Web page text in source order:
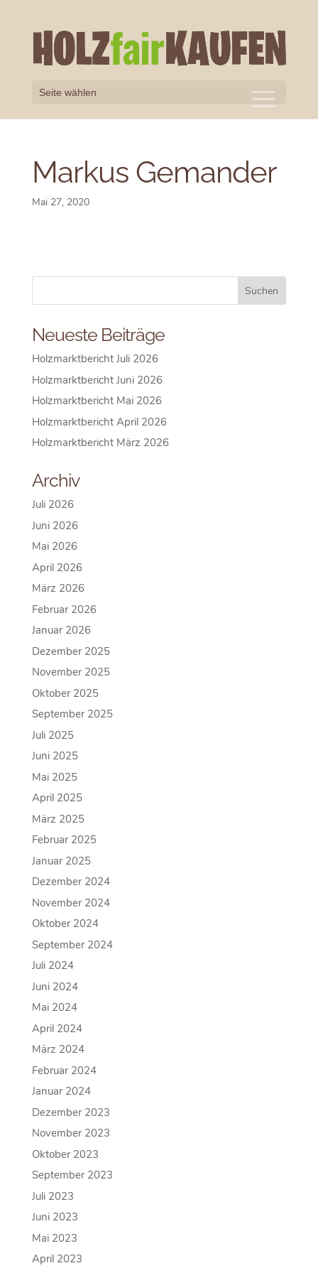
Seite wählen
Markus Gemander
Mai 27, 2020
Neueste Beiträge
Holzmarktbericht Juli 2026
Holzmarktbericht Juni 2026
Holzmarktbericht Mai 2026
Holzmarktbericht April 2026
Holzmarktbericht März 2026
Archiv
Juli 2026
Juni 2026
Mai 2026
April 2026
März 2026
Februar 2026
Januar 2026
Dezember 2025
November 2025
Oktober 2025
September 2025
Juli 2025
Juni 2025
Mai 2025
April 2025
März 2025
Februar 2025
Januar 2025
Dezember 2024
November 2024
Oktober 2024
September 2024
Juli 2024
Juni 2024
Mai 2024
April 2024
März 2024
Februar 2024
Januar 2024
Dezember 2023
November 2023
Oktober 2023
September 2023
Juli 2023
Juni 2023
Mai 2023
April 2023